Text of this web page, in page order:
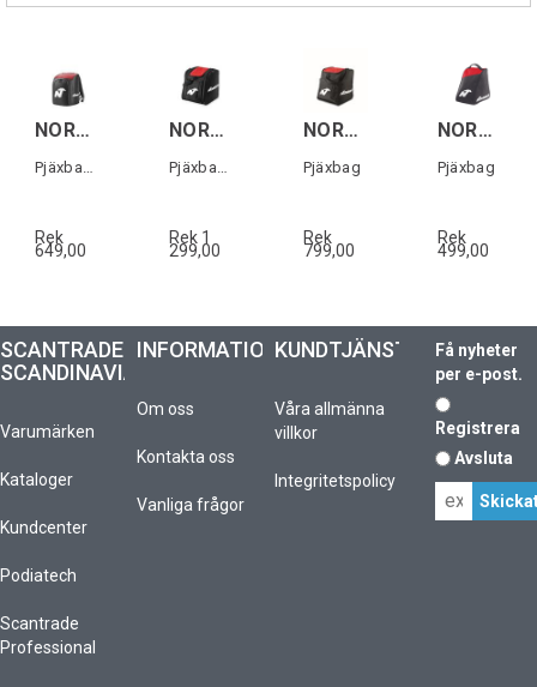
NORDICA BOOT BACKPACK LITE Svart/Röd
Rek
649,00
NORDICA BOOT BACKPACK Svart/Röd
Rek 1
299,00
NORDICA BOOT BAG Svart/Röd
Pjäxbag
Rek
799,00
NORDICA BOOT BAG LITE Svart/Röd
Pjäxbag
Rek
499,00
SCANTRADE
SCANDINAVIA
Varumärken
Kataloger
Kundcenter
Podiatech
Scantrade
Professional
INFORMATION
Om oss
Kontakta oss
Vanliga frågor
KUNDTJÄNST
Våra allmänna
villkor
Integritetspolicy
Få nyheter
per e-post.
Registrera
Avsluta